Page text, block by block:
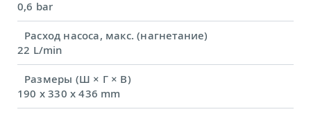
0,6 bar
Расход насоса, макс. (нагнетание)
22 L/min
Размеры (Ш × Г × В)
190 x 330 x 436 mm